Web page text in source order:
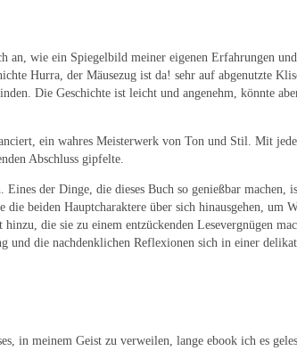
an, wie ein Spiegelbild meiner eigenen Erfahrungen
Hurra, der Mäusezug ist da! sehr auf abgenutzte
Die Geschichte ist leicht und angenehm, könnte
ein wahres Meisterwerk von Ton und Stil. Mit
Abschluss gipfelte.
der Dinge, die dieses Buch so genießbar machen,
beiden Hauptcharaktere über sich hinausgehen, um
die sie zu einem entzückenden Lesevergnügen
und die nachdenklichen Reflexionen sich in einer
in meinem Geist zu verweilen, lange ebook ich es